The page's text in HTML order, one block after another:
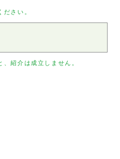
さい。
紹介は成立しません。